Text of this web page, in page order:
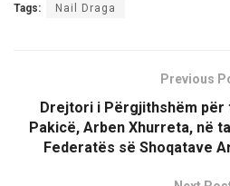
Tags: Nail Draga
Previous
Drejtori i Përgjithshëm për
Pakicë, Arben Xhurreta, në
Federatës së Shoqatave